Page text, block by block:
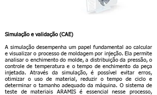
Simulação e validação (CAE)
A simulação desempenha um papel fundamental ao calcular
e visualizar o processo de moldagem por injeção. Ela permite
analisar o enchimento do molde, a distribuição da pressão, o
controle de temperatura e o tempo de enchimento da peça
injetada. Através da simulação, é possível evitar erros,
otimizar o uso de material, reduzir o tempo de ciclo e
determinar o tamanho adequado da máquina. O sistema de
teste de materiais ARAMIS é essencial nesse processo,